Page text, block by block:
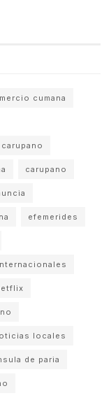
cumana
carupano
efemerides
locales
de paria